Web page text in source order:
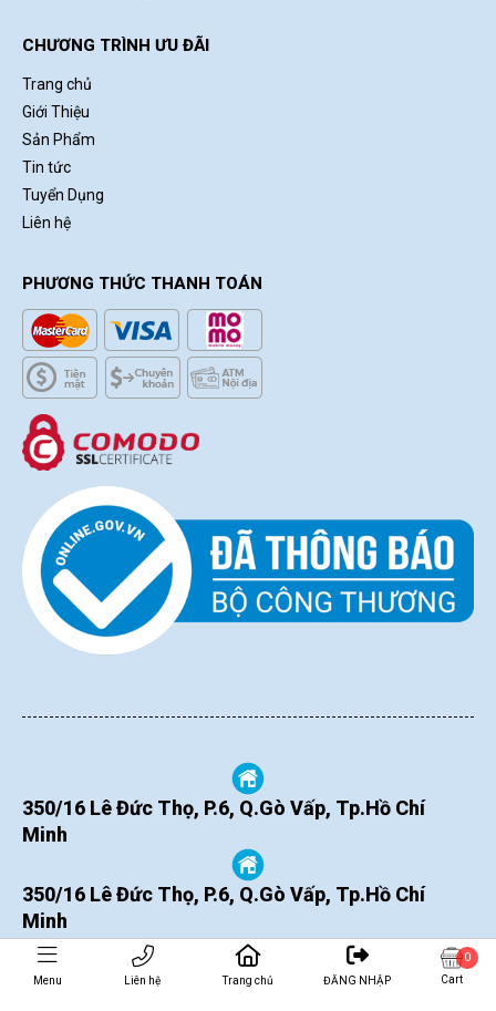
Menu Liên hệ Trang chủ ĐĂNG NHẬP
0
Cart
CHƯƠNG TRÌNH ƯU ĐÃI
Trang chủ
Giới Thiệu
Sản Phẩm
Tin tức
Tuyển Dụng
Liên hệ
PHƯƠNG THỨC THANH TOÁN
350/16 Lê Đức Thọ, P.6, Q.Gò Vấp, Tp.Hồ Chí
Minh
350/16 Lê Đức Thọ, P.6, Q.Gò Vấp, Tp.Hồ Chí
Minh